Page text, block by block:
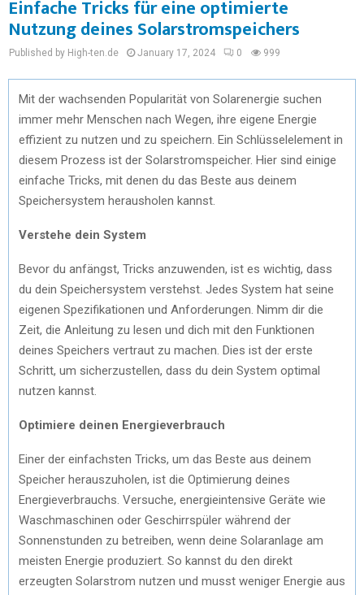
Einfache Tricks für eine optimierte
Nutzung deines Solarstromspeichers
Published by High-ten.de January 17, 2024 0 999
Mit der wachsenden Popularität von Solarenergie suchen
immer mehr Menschen nach Wegen, ihre eigene Energie
effizient zu nutzen und zu speichern. Ein Schlüsselelement in
diesem Prozess ist der Solarstromspeicher. Hier sind einige
einfache Tricks, mit denen du das Beste aus deinem
Speichersystem herausholen kannst.
Verstehe dein System
Bevor du anfängst, Tricks anzuwenden, ist es wichtig, dass
du dein Speichersystem verstehst. Jedes System hat seine
eigenen Spezifikationen und Anforderungen. Nimm dir die
Zeit, die Anleitung zu lesen und dich mit den Funktionen
deines Speichers vertraut zu machen. Dies ist der erste
Schritt, um sicherzustellen, dass du dein System optimal
nutzen kannst.
Optimiere deinen Energieverbrauch
Einer der einfachsten Tricks, um das Beste aus deinem
Speicher herauszuholen, ist die Optimierung deines
Energieverbrauchs. Versuche, energieintensive Geräte wie
Waschmaschinen oder Geschirrspüler während der
Sonnenstunden zu betreiben, wenn deine Solaranlage am
meisten Energie produziert. So kannst du den direkt
erzeugten Solarstrom nutzen und musst weniger Energie aus